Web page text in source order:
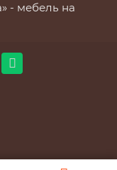
- мебель на